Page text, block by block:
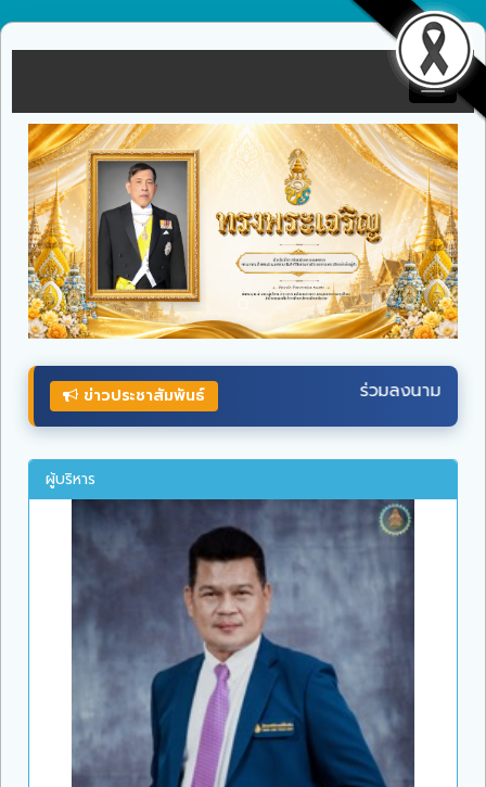
Toggle
ข่าวประชาสัมพันธ์
ร่วมลงนามถวายพระพรชัยมงคล พระบาทสมเด็จพระเจ้
ผู้บริหาร